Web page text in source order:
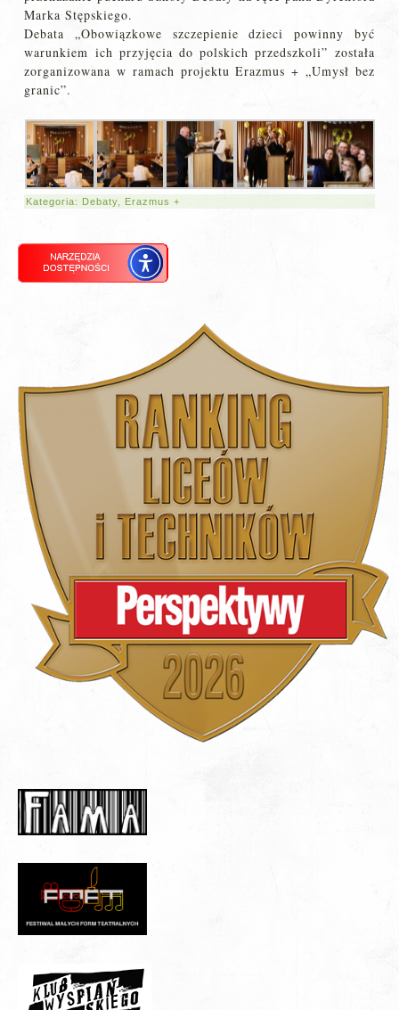
Marka Stępskiego.
Debata „Obowiązkowe szczepienie dzieci powinny być
warunkiem ich przyjęcia do polskich przedszkoli” została
zorganizowana w ramach projektu Erazmus + „Umysł bez
granic”.
Kategoria: Debaty Erazmus +